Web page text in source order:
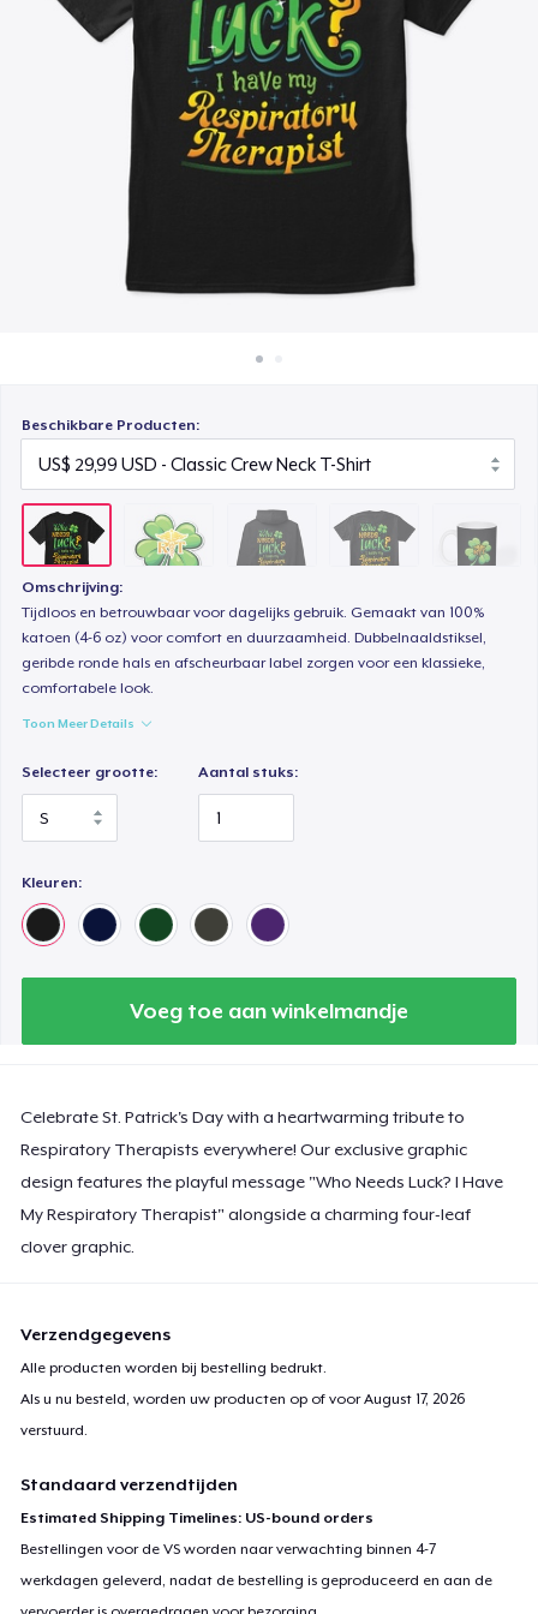
Verkoop overal
Verkoop alles
Beschikbare Producten:
Omschrijving:
Tijdloos en betrouwbaar voor dagelijks gebruik. Gemaakt van 100%
katoen (4-6 oz) voor comfort en duurzaamheid. Dubbelnaaldstiksel,
geribde ronde hals en afscheurbaar label zorgen voor een klassieke,
comfortabele look.
Toon Meer Details
Selecteer grootte: Aantal stuks:
Kleuren:
Voeg toe aan winkelmandje
Celebrate St. Patrick's Day with a heartwarming tribute to
Respiratory Therapists everywhere! Our exclusive graphic
design features the playful message "Who Needs Luck? I Have
My Respiratory Therapist" alongside a charming four-leaf
clover graphic.
Verzendgegevens
Alle producten worden bij bestelling bedrukt.
Als u nu besteld, worden uw producten op of voorAugust 17, 2026
verstuurd.
Standaard verzendtijden
Estimated Shipping Timelines: US-bound orders
Bestellingen voor de VS worden naar verwachting binnen 4-7
werkdagen geleverd, nadat de bestelling is geproduceerd en aan de
Unisex Classic Pullover Hoodie
US$ 49,99
Comfort Tee
US$ 29,99
US$ 21,99
US$ 29,99
Premium V-Neck Tee
US$ 32,99
US$ 34,99
Premium V-Neck Tee
US$ 45,36